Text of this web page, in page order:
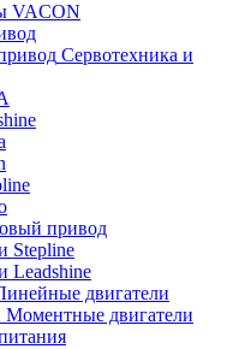
VACON
Сервотехника и
привод
Stepline
Leadshine
двигатели
Моментные двигатели